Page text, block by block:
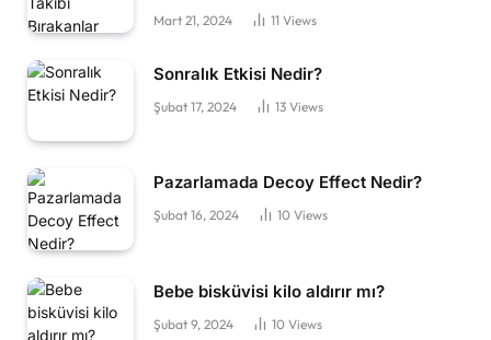
Mart 21, 2024 11 Views
Sonralık Etkisi Nedir?
Şubat 17, 2024 13 Views
Pazarlamada Decoy Effect Nedir?
Şubat 16, 2024 10 Views
Bebe bisküvisi kilo aldırır mı?
Şubat 9, 2024 10 Views